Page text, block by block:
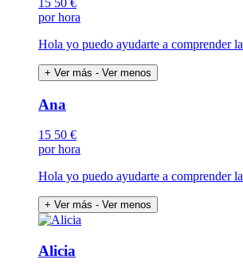
15 50 €
por hora
Hola yo puedo ayudarte a comprender
+ Ver más - Ver menos
Ana
15 50 €
por hora
Hola yo puedo ayudarte a comprender
+ Ver más - Ver menos
Alicia